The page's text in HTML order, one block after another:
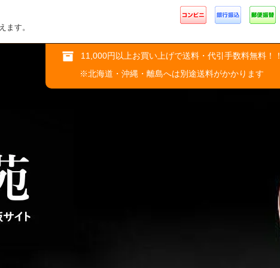
ます。
11,000円以上お買い上げで送料・代引手数料無料！！
※北海道・沖縄・離島へは別途送料がかかります